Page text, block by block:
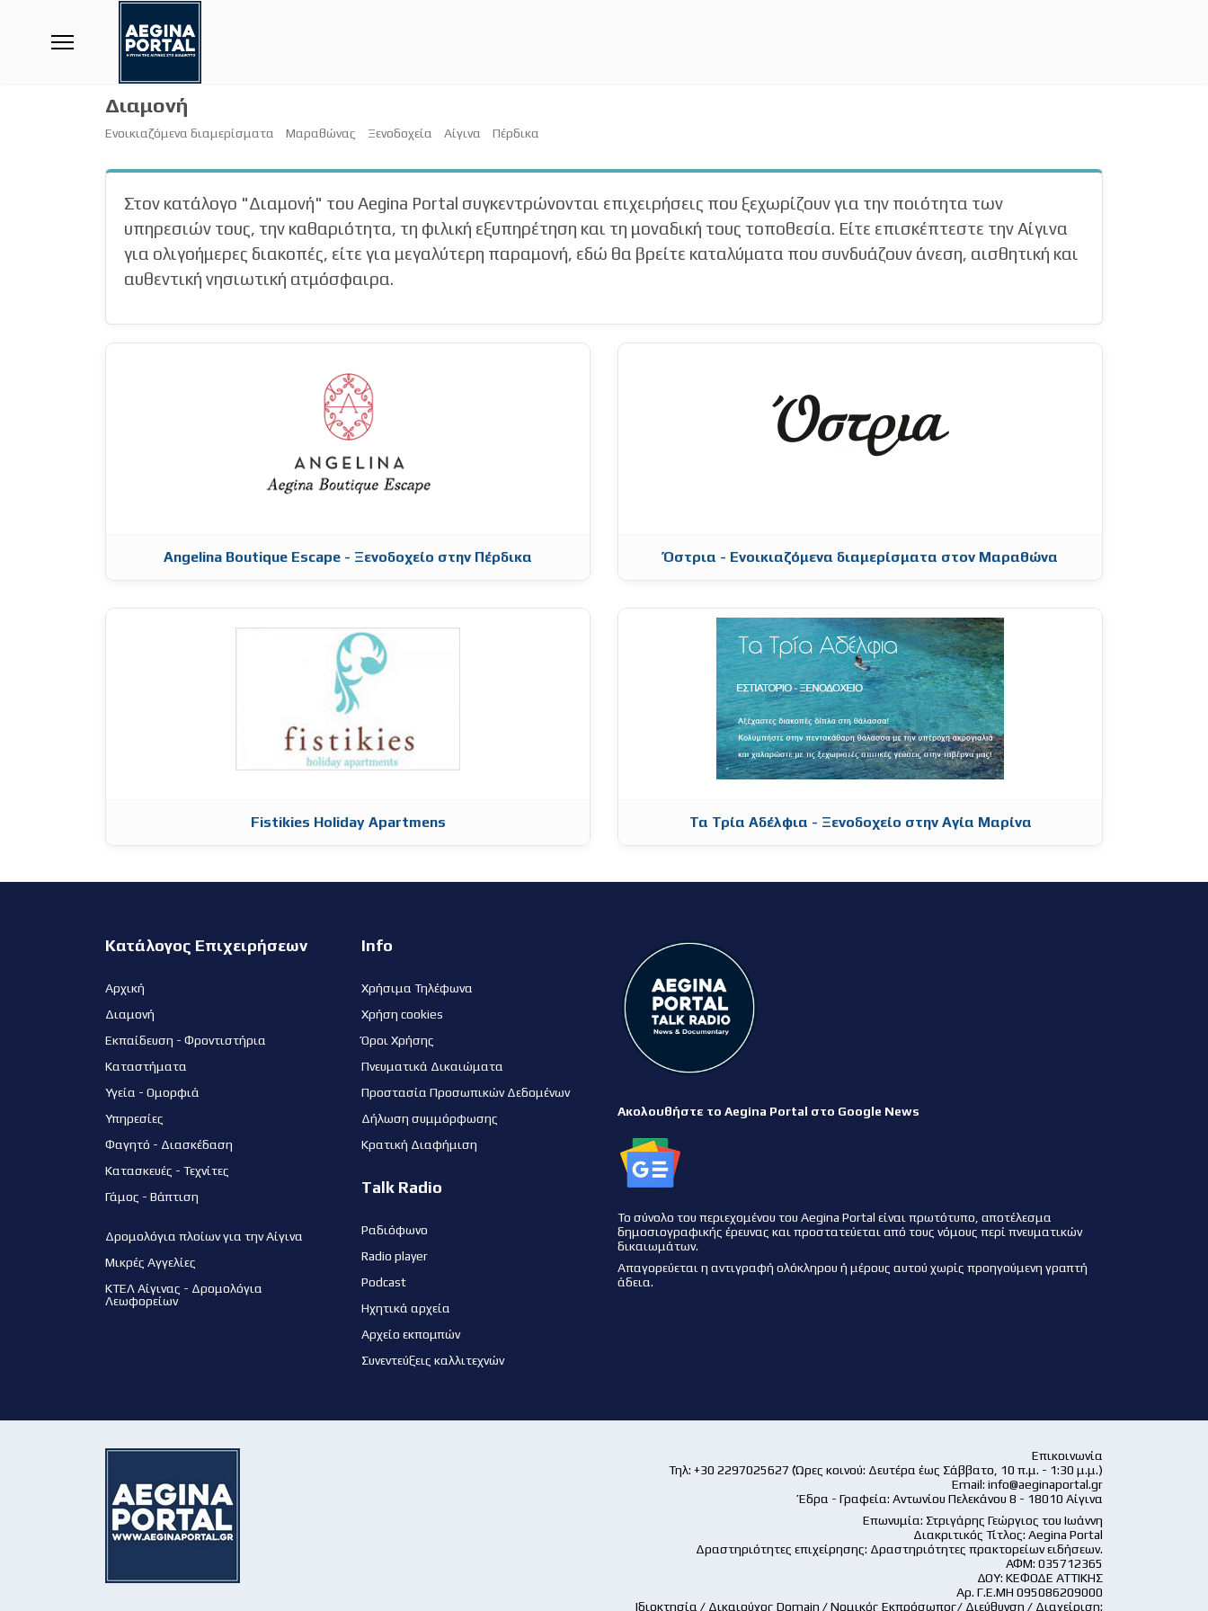
Διαμονή
Ενοικιαζόμενα διαμερίσματα Μαραθώνας Ξενοδοχεία Αίγινα Πέρδικα
Στον κατάλογο "Διαμονή" του Aegina Portal συγκεντρώνονται επιχειρήσεις που ξεχωρίζουν για την ποιότητα των
υπηρεσιών τους, την καθαριότητα, τη φιλική εξυπηρέτηση και τη μοναδική τους τοποθεσία. Είτε επισκέπτεστε την Αίγινα
για ολιγοήμερες διακοπές, είτε για μεγαλύτερη παραμονή, εδώ θα βρείτε καταλύματα που συνδυάζουν άνεση, αισθητική και
αυθεντική νησιωτική ατμόσφαιρα.
Angelina Boutique Escape - Ξενοδοχείο στην Πέρδικα Όστρια - Ενοικιαζόμενα διαμερίσματα στον Μαραθώνα
Fistikies Holiday Apartmens Τα Τρία Αδέλφια - Ξενοδοχείο στην Αγία Μαρίνα
Κατάλογος Επιχειρήσεων
Αρχική
Διαμονή
Εκπαίδευση - Φροντιστήρια
Καταστήματα
Υγεία - Ομορφιά
Υπηρεσίες
Φαγητό - Διασκέδαση
Κατασκευές - Τεχνίτες
Γάμος - Βάπτιση
Δρομολόγια πλοίων για την Αίγινα
Μικρές Αγγελίες
ΚΤΕΛ Αίγινας - Δρομολόγια
Λεωφορείων
Info
Χρήσιμα Τηλέφωνα
Χρήση cookies
Όροι Χρήσης
Πνευματικά Δικαιώματα
Προστασία Προσωπικών Δεδομένων
Δήλωση συμμόρφωσης
Κρατική Διαφήμιση
Talk Radio
Ραδιόφωνο
Radio player
Podcast
Ηχητικά αρχεία
Αρχείο εκπομπών
Συνεντεύξεις καλλιτεχνών
Ακολουθήστε το Aegina Portal στο Google News
Το σύνολο του περιεχομένου του Aegina Portal είναι πρωτότυπο, αποτέλεσμα
δημοσιογραφικής έρευνας και προστατεύεται από τους νόμους περί πνευματικών
δικαιωμάτων.
Απαγορεύεται η αντιγραφή ολόκληρου ή μέρους αυτού χωρίς προηγούμενη γραπτή
άδεια.
Επικοινωνία
Τηλ: +30 2297025627 (Ώρες κοινού: Δευτέρα έως Σάββατο, 10 π.μ. - 1:30 μ.μ.)
Email: info@aeginaportal.gr
Έδρα - Γραφεία: Αντωνίου Πελεκάνου 8 - 18010 Αίγινα
Επωνυμία: Στριγάρης Γεώργιος του Ιωάννη
Διακριτικός Τίτλος: Aegina Portal
Δραστηριότητες επιχείρησης: Δραστηριότητες πρακτορείων ειδήσεων.
ΑΦΜ: 035712365
ΔΟΥ: ΚΕΦΟΔΕ ΑΤΤΙΚΗΣ
Αρ. Γ.Ε.ΜΗ 095086209000
Ιδιοκτησία / Δικαιούχος Domain / Νομικός Εκπρόσωπος/ Διεύθυνση / Διαχείριση: